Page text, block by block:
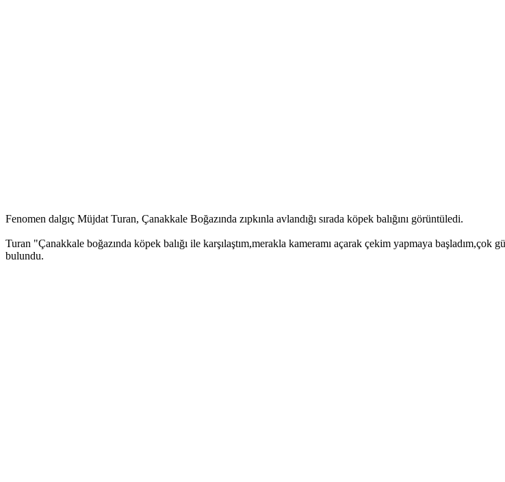
Fenomen dalgıç Müjdat Turan, Çanakkale Boğazında zıpkınla avlandığı sırada köpek balığını görüntüledi.
Turan "Çanakkale boğazında köpek balığı ile karşılaştım,merakla kameramı açarak çekim yapmaya başladım,çok
bulundu.